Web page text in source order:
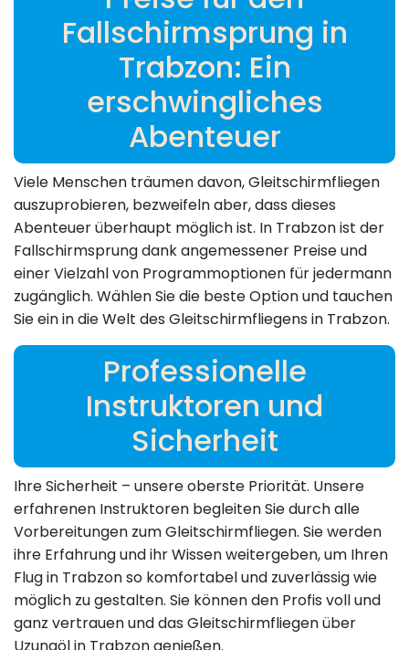
Fallschirmsprung in
Trabzon: Ein
erschwingliches
Abenteuer
Viele Menschen träumen davon, Gleitschirmfliegen
auszuprobieren, bezweifeln aber, dass dieses
Abenteuer überhaupt möglich ist. In Trabzon ist der
Fallschirmsprung dank angemessener Preise und
einer Vielzahl von Programmoptionen für jedermann
zugänglich. Wählen Sie die beste Option und tauchen
Sie ein in die Welt des Gleitschirmfliegens in Trabzon.
Professionelle
Instruktoren und
Sicherheit
Ihre Sicherheit – unsere oberste Priorität. Unsere
erfahrenen Instruktoren begleiten Sie durch alle
Vorbereitungen zum Gleitschirmfliegen. Sie werden
ihre Erfahrung und ihr Wissen weitergeben, um Ihren
Flug in Trabzon so komfortabel und zuverlässig wie
möglich zu gestalten. Sie können den Profis voll und
ganz vertrauen und das Gleitschirmfliegen über